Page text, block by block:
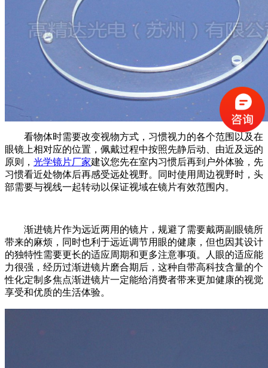
看物体时需要改变视物方式，习惯视力的各个范围以及在
眼镜上相对应的位置，佩戴过程中按照先静后动、由近及远的
原则， 光学镜片厂家建议您先在室内习惯后再到户外体验，先
习惯看近处物体后再感受远处视野。同时使用周边视野时，头
部需要与视线一起转动以保证视域在镜片有效范围内。
渐进镜片作为远近两用的镜片，规避了需要戴两副眼镜所
带来的麻烦，同时也利于远近调节用眼的健康，但也因其设计
的独特性需要更长的适应周期和更多注意事项。人眼的适应能
力很强，经历过渐进镜片磨合期后，这种自带高科技含量的个
性化定制多焦点渐进镜片一定能给消费者带来更加健康的视觉
享受和优质的生活体验。